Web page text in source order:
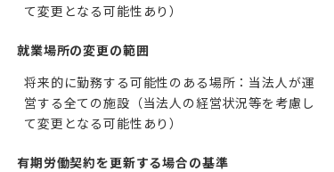
て変更となる可能性あり）
就業場所の変更の範囲
将来的に勤務する可能性のある場所：当法人が運
営する全ての施設（当法人の経営状況等を考慮し
て変更となる可能性あり）
有期労働契約を更新する場合の基準